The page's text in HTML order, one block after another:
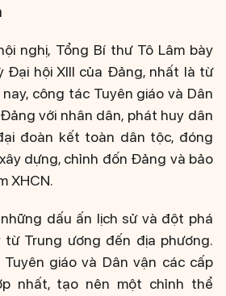
nghị, Tổng Bí thư Tô Lâm bày
Đại hội XIII của Đảng, nhất là từ
công tác Tuyên giáo và Dân
với nhân dân, phát huy dân
đoàn kết toàn dân tộc, đóng
dựng, chỉnh đốn Đảng và bảo
XHCN.
dấu ấn lịch sử và đột phá
Trung ương đến địa phương.
giáo và Dân vận các cấp
nhất, tạo nên một chỉnh thể